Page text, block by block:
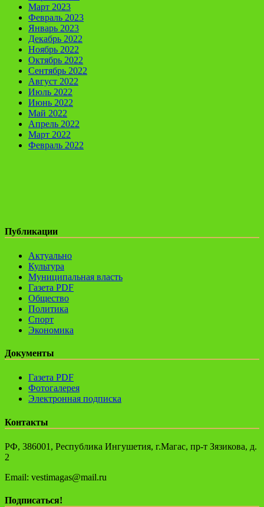
Март 2023
Февраль 2023
Январь 2023
Декабрь 2022
Ноябрь 2022
Октябрь 2022
Сентябрь 2022
Август 2022
Июль 2022
Июнь 2022
Май 2022
Апрель 2022
Март 2022
Февраль 2022
Публикации
Актуально
Культура
Муниципальная власть
Газета PDF
Общество
Политика
Спорт
Экономика
Документы
Газета PDF
Фотогалерея
Электронная подписка
Контакты
РФ, 386001, Республика Ингушетия, г.Магас, пр-т Зязикова, д.
2
Email: vestimagas@mail.ru
Подписаться!